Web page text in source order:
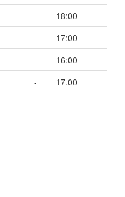
-
18:00
-
17:00
-
16:00
- 17.00